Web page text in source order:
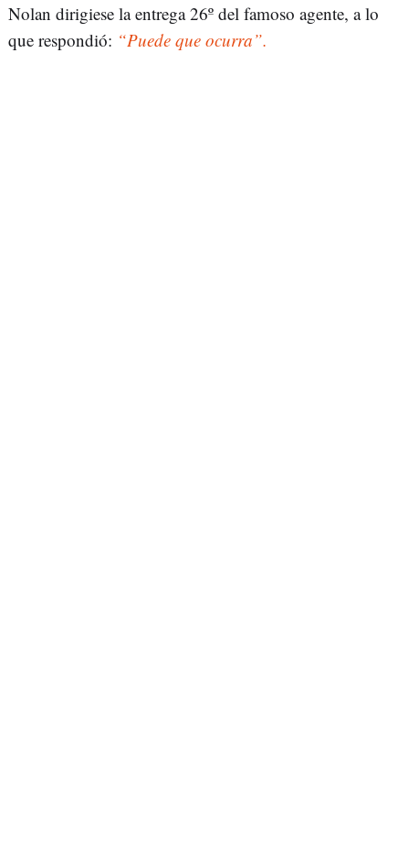
Nolan dirigiese la entrega 26º del famoso agente, a lo
que respondió: “Puede que ocurra”.